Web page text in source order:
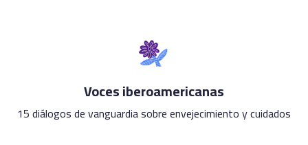
Voces iberoamericanas
15 diálogos de vanguardia sobre envejecimiento y cuidados